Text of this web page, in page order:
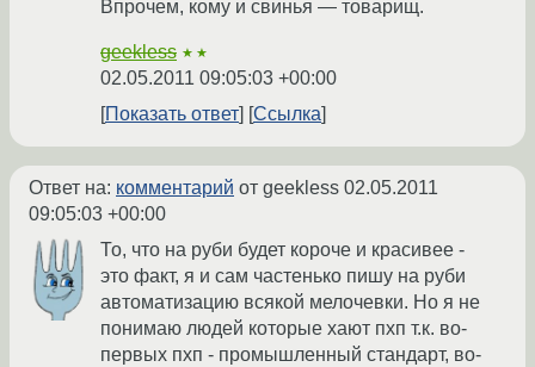
Впрочем, кому и свинья — товарищ.
geekless ★★
02.05.2011 09:05:03 +00:00
Показать ответ
Ссылка
Ответ на: комментарий от geekless 02.05.2011
09:05:03 +00:00
То, что на руби будет короче и красивее -
это факт, я и сам частенько пишу на руби
автоматизацию всякой мелочевки. Но я не
понимаю людей которые хают пхп т.к. во-
первых пхп - промышленный стандарт, во-